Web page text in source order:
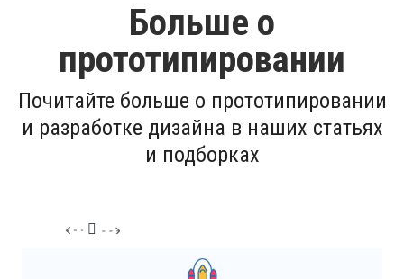
Больше о
прототипировании
Почитайте больше о прототипировании
и разработке дизайна в наших статьях
и подборках